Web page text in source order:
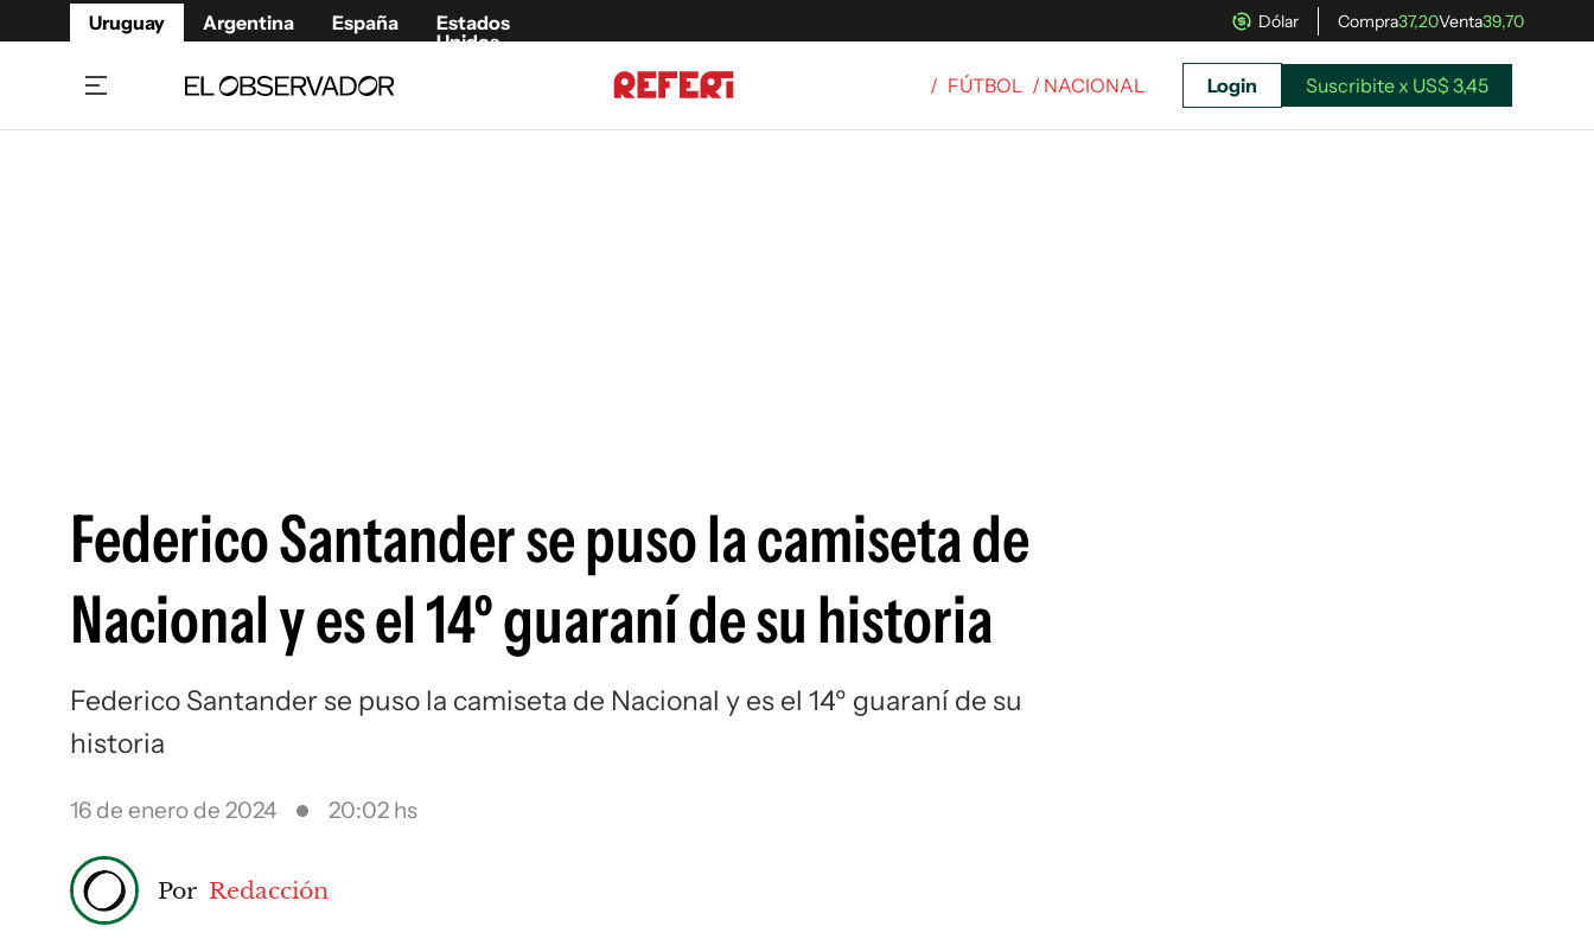
Uruguay Argentina España
Estados
Unidos
Dólar Compra37,20Venta39,70
/ FÚTBOL / NACIONAL Login Suscribite x US$ 3,45
Federico Santander se puso la camiseta de
Nacional y es el 14º guaraní de su historia
Federico Santander se puso la camiseta de Nacional y es el 14º guaraní de su
historia
16 de enero de 2024 20:02 hs
Por Redacción